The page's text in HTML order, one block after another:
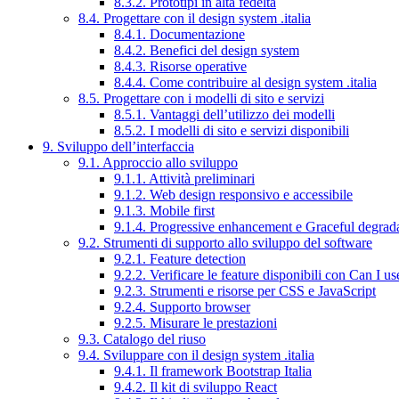
8.4. Progettare con il design system .italia
8.4.1. Documentazione
8.4.2. Benefici del design system
8.4.3. Risorse operative
8.4.4. Come contribuire al design system .italia
8.5. Progettare con i modelli di sito e servizi
8.5.1. Vantaggi dell’utilizzo dei modelli
8.5.2. I modelli di sito e servizi disponibili
9. Sviluppo dell’interfaccia
9.1. Approccio allo sviluppo
9.1.1. Attività preliminari
9.1.2. Web design responsivo e accessibile
9.1.3. Mobile first
9.1.4. Progressive enhancement e Graceful
9.2. Strumenti di supporto allo sviluppo del software
9.2.1. Feature detection
9.2.2. Verificare le feature disponibili con Can I
9.2.3. Strumenti e risorse per CSS e JavaScript
9.2.4. Supporto browser
9.2.5. Misurare le prestazioni
9.3. Catalogo del riuso
9.4. Sviluppare con il design system .italia
9.4.1. Il framework Bootstrap Italia
9.4.2. Il kit di sviluppo React